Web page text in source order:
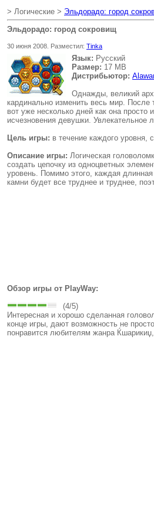
> Логические > Эльдорадо: город
Эльдорадо: город сокровищ
30 июня 2008. Разместил: Tinka
Язык: Русский
Размер: 17 MB
Дистрибьютор:
Однажды, великий
кардинально изменить весь мир.
вот уже несколько дней как она просто
исчезновения девушки. Увлекательное
Цель игры: в течение каждого уровня,
Описание игры: Логическая
создать цепочку из одноцветных
уровень. Помимо этого, каждая
камни будет все труднее и труднее,
Обзор игры от PlayWay:
(4/5)
Интересная и хорошо сделанная
конце игры, дают возможность не
понравится любителям жанра